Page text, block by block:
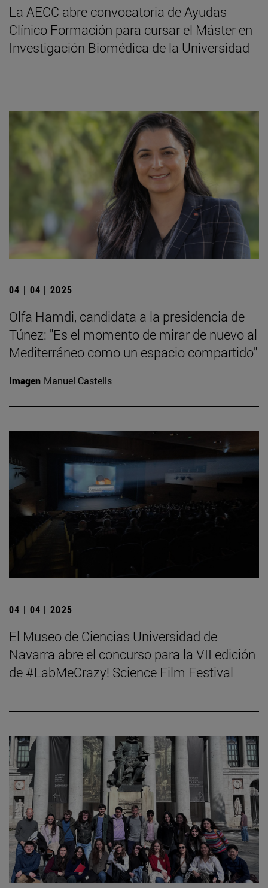
La AECC abre convocatoria de Ayudas
Clínico Formación para cursar el Máster en
Investigación Biomédica de la Universidad
04 | 04 | 2025
Olfa Hamdi, candidata a la presidencia de
Túnez: "Es el momento de mirar de nuevo al
Mediterráneo como un espacio compartido"
Imagen Manuel Castells
04 | 04 | 2025
El Museo de Ciencias Universidad de
Navarra abre el concurso para la VII edición
de #LabMeCrazy! Science Film Festival